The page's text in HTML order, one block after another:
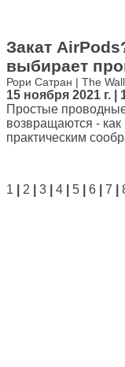
Закат
выбирает
Рори Сатран | The
15 ноября 2021 г. |
Простые
возвращаются - как
практическим
1 2 3 4 5 6 7